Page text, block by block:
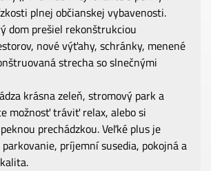
plnej občianskej vybavenosti.
dom prešiel rekonštrukciou
nové výťahy, schránky, menené
strecha so slnečnými
krásna zeleň, stromový park a
možnosť tráviť relax, alebo si
prechádzkou. Veľké plus je
príjemní susedia, pokojná a